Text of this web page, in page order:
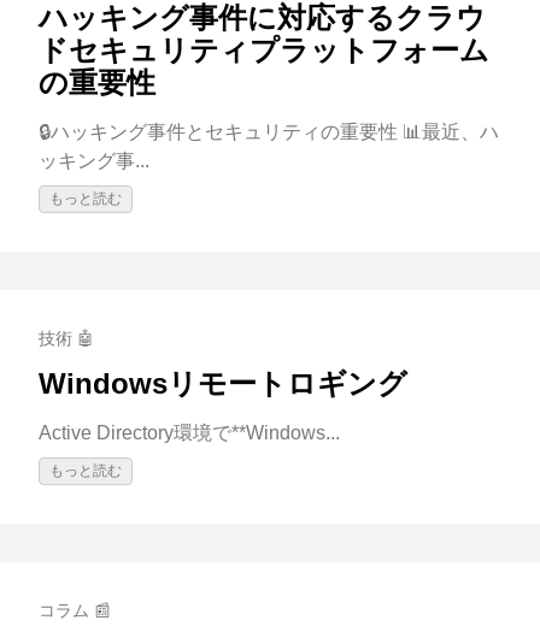
ハッキング事件に対応するクラウ
ドセキュリティプラットフォーム
の重要性
🔒ハッキング事件とセキュリティの重要性 📊最近、ハ
ッキング事...
もっと読む
技術 🤖
Windowsリモートロギング
Active Directory環境で**Windows...
もっと読む
コラム 📰